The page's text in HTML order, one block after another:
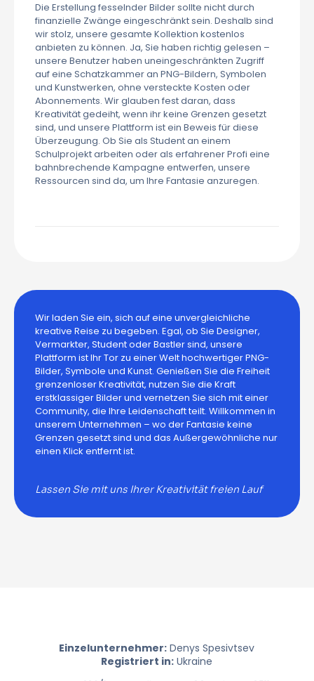
Die Erstellung fesselnder Bilder sollte nicht durch
finanzielle Zwänge eingeschränkt sein. Deshalb sind
wir stolz, unsere gesamte Kollektion kostenlos
anbieten zu können. Ja, Sie haben richtig gelesen –
unsere Benutzer haben uneingeschränkten Zugriff
auf eine Schatzkammer an PNG-Bildern, Symbolen
und Kunstwerken, ohne versteckte Kosten oder
Abonnements. Wir glauben fest daran, dass
Kreativität gedeiht, wenn ihr keine Grenzen gesetzt
sind, und unsere Plattform ist ein Beweis für diese
Überzeugung. Ob Sie als Student an einem
Schulprojekt arbeiten oder als erfahrener Profi eine
bahnbrechende Kampagne entwerfen, unsere
Ressourcen sind da, um Ihre Fantasie anzuregen.
Wir laden Sie ein, sich auf eine unvergleichliche
kreative Reise zu begeben. Egal, ob Sie Designer,
Vermarkter, Student oder Bastler sind, unsere
Plattform ist Ihr Tor zu einer Welt hochwertiger PNG-
Bilder, Symbole und Kunst. Genießen Sie die Freiheit
grenzenloser Kreativität, nutzen Sie die Kraft
erstklassiger Bilder und vernetzen Sie sich mit einer
Community, die Ihre Leidenschaft teilt. Willkommen in
unserem Unternehmen – wo der Fantasie keine
Grenzen gesetzt sind und das Außergewöhnliche nur
einen Klick entfernt ist.
Lassen Sie mit uns Ihrer Kreativität freien Lauf
Einzelunternehmer: Denys Spesivtsev
Registriert in: Ukraine